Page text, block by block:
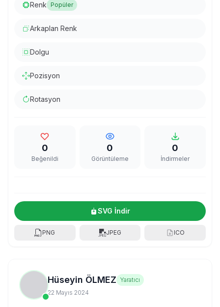
Renk Popüler
Arkaplan Renk
Dolgu
Pozisyon
Rotasyon
0
Beğenildi
0
Görüntüleme
0
İndirmeler
SVG İndir
PNG JPEG ICO
Hüseyin ÖLMEZ Yaratıcı
22 Mayıs 2024